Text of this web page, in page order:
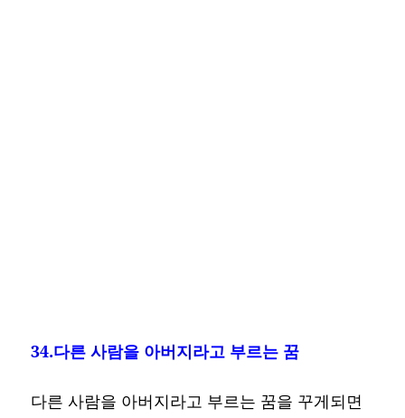
34.다른 사람을 아버지라고 부르는 꿈
다른 사람을 아버지라고 부르는 꿈을 꾸게되면